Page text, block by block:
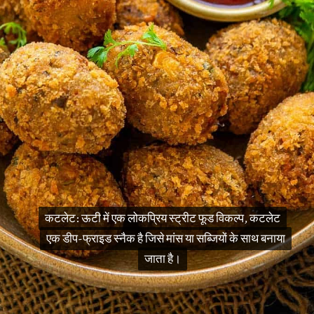
कटलेट: ऊटी में एक लोकप्रिय स्ट्रीट फूड विकल्प, कटलेट
एक डीप-फ्राइड स्नैक है जिसे मांस या सब्जियों के साथ बनाया
जाता है।
कटलेट: ऊटी में एक लोकप्रिय स्ट्रीट फूड विकल्प, कटलेट
एक डीप-फ्राइड स्नैक है जिसे मांस या सब्जियों के साथ बनाया
जाता है।